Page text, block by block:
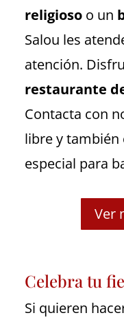
religioso o un
Salou les
atención.
restaurante
Contacta con
libre y también
especial para
Ver
Celebra tu
Si quieren